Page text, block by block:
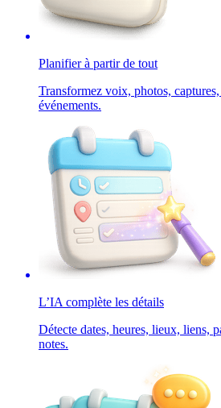
Planifier à partir de tout
Transformez voix, photos,
événements.
L’IA complète les détails
Détecte dates, heures, lieux, liens,
notes.